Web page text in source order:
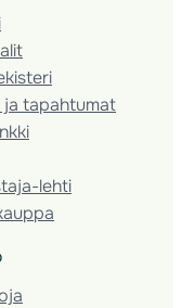
ja tapahtumat
lehti